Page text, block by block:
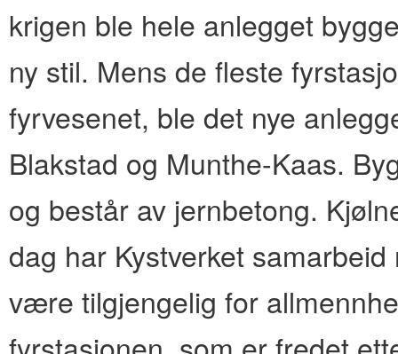
krigen ble hele anlegget
ny stil. Mens de fleste
fyrvesenet, ble det nye
Blakstad og Munthe-Kaas.
og består av jernbetong.
dag har Kystverket
være tilgjengelig for